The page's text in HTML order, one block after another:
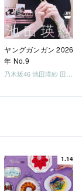
ヤングガンガン 2026
年 No.9
1.14